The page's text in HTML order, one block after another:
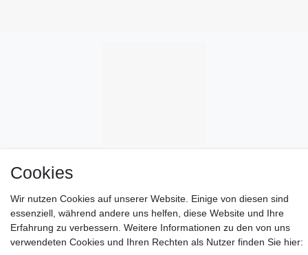
Cookies
Wir nutzen Cookies auf unserer Website. Einige von diesen sind
essenziell, während andere uns helfen, diese Website und Ihre
Erfahrung zu verbessern. Weitere Informationen zu den von uns
verwendeten Cookies und Ihren Rechten als Nutzer finden Sie hier: